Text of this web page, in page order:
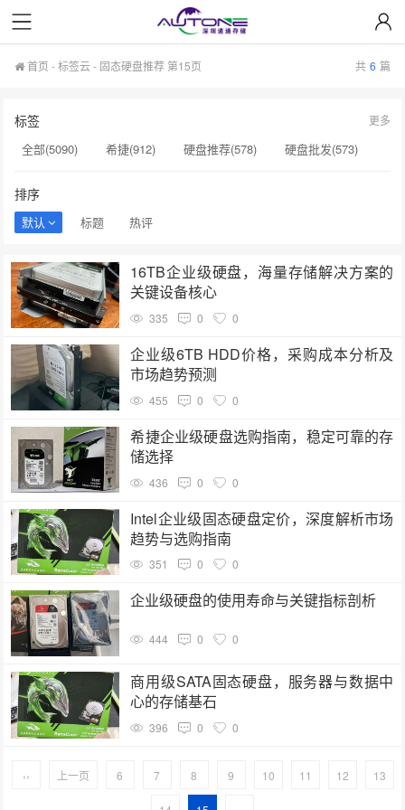
首页 -标签云- 固态硬盘推荐 第15页 共 6 篇
标签
全部(5090) 希捷(912) 硬盘推荐(578)
硬盘批发(573)
硬盘采购(474)
希捷硬盘(471)
H100芯片(144)
希捷代理商(144)
nas硬盘(143)
硬盘维修(143)
H20(143)
sas硬盘(143)
小容量存储(142)
监控级硬盘(142) 西部数据(142)
更多
排序
默认 标题 热评
16TB企业级硬盘，海量存储解决方案的
关键设备核心
335 0 0
企业级6TB HDD价格，采购成本分析及
市场趋势预测
455 0 0
希捷企业级硬盘选购指南，稳定可靠的存
储选择
436 0 0
Intel企业级固态硬盘定价，深度解析市场
趋势与选购指南
351 0 0
企业级硬盘的使用寿命与关键指标剖析
444 0 0
商用级SATA固态硬盘，服务器与数据中
心的存储基石
396 0 0
‹‹ 上一页 6 7 8 9 10 11 12 13